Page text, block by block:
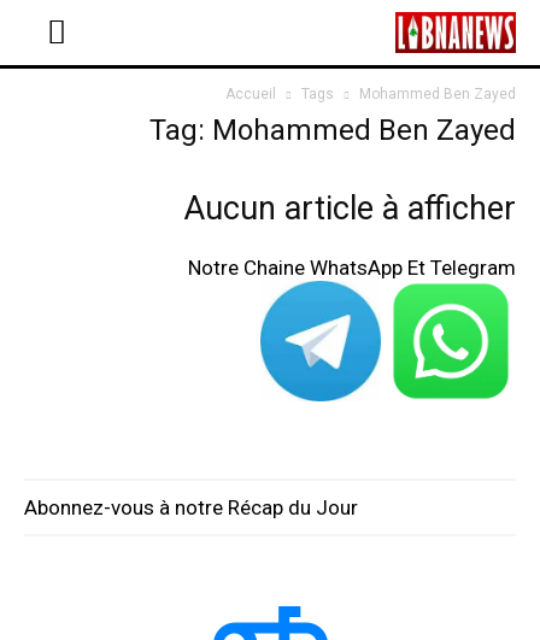
Accueil Tags Mohammed Ben Zayed
Tag: Mohammed Ben Zayed
Aucun article à afficher
Notre Chaine WhatsApp Et Telegram
Abonnez-vous à notre Récap du Jour